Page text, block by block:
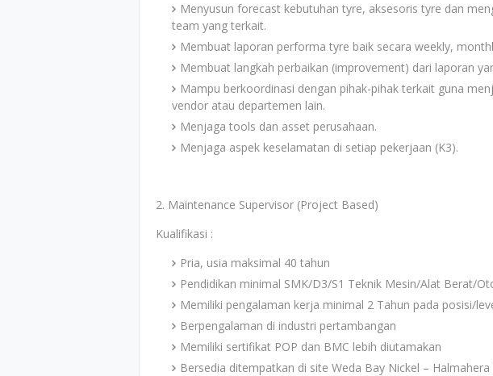
Menyusun forecast kebutuhan tyre, aksesoris tyre dan
team yang terkait.
Membuat laporan performa tyre baik secara weekly,
Membuat langkah perbaikan (improvement) dari laporan
Mampu berkoordinasi dengan pihak-pihak terkait guna
vendor atau departemen lain.
Menjaga tools dan asset perusahaan.
Menjaga aspek keselamatan di setiap pekerjaan (K3).
2. Maintenance Supervisor (Project Based)
Kualifikasi :
Pria, usia maksimal 40 tahun
Pendidikan minimal SMK/D3/S1 Teknik Mesin/Alat Berat/
Memiliki pengalaman kerja minimal 2 Tahun pada posisi/
Berpengalaman di industri pertambangan
Memiliki sertifikat POP dan BMC lebih diutamakan
Bersedia ditempatkan di site Weda Bay Nickel – Halmahera